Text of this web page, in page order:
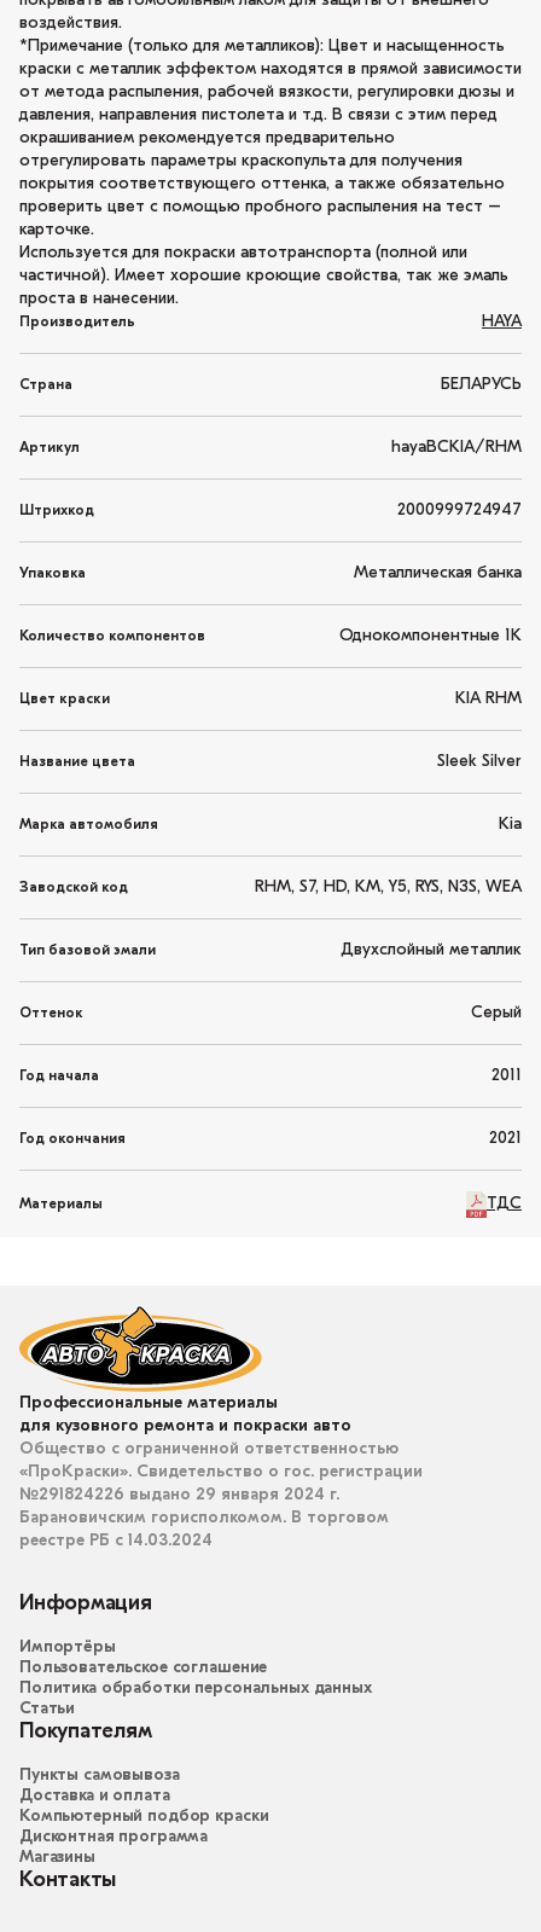
воздействия.
*Примечание (только для металликов): Цвет и насыщенность
краски с металлик эффектом находятся в прямой зависимости
от метода распыления, рабочей вязкости, регулировки дюзы и
давления, направления пистолета и т.д. В связи с этим перед
окрашиванием рекомендуется предварительно
отрегулировать параметры краскопульта для получения
покрытия соответствующего оттенка, а также обязательно
проверить цвет с помощью пробного распыления на тест –
карточке.
Используется для покраски автотранспорта (полной или
частичной). Имеет хорошие кроющие свойства, так же эмаль
проста в нанесении.
Производитель HAYA
Страна БЕЛАРУСЬ
Артикул hayaBCKIA/RHM
Штрихкод 2000999724947
Упаковка Металлическая банка
Количество компонентов Однокомпонентные 1K
Цвет краски KIA RHM
Название цвета Sleek Silver
Марка автомобиля Kia
Заводской код RHM, S7, HD, KM, Y5, RYS, N3S, WEA
Тип базовой эмали Двухслойный металлик
Оттенок Серый
Год начала 2011
Год окончания 2021
Материалы ТДС
Профессиональные материалы
для кузовного ремонта и покраски авто
Общество с ограниченной ответственностью
«ПроКраски». Свидетельство о гос. регистрации
№291824226 выдано 29 января 2024 г.
Барановичским горисполкомом. В торговом
реестре РБ с 14.03.2024
Информация
Импортёры
Пользовательское соглашение
Политика обработки персональных данных
Статьи
Покупателям
Пункты самовывоза
Доставка и оплата
Компьютерный подбор краски
Дисконтная программа
Магазины
Контакты